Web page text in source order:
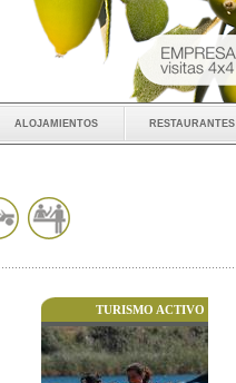
alojamientos restaurantes
TURISMO ACTIVO